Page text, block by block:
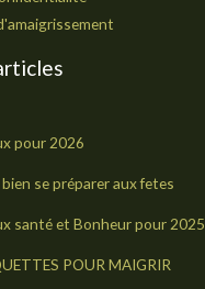
pour 2026
se préparer aux fetes
santé et Bonheur pour 2025
POUR MAIGRIR